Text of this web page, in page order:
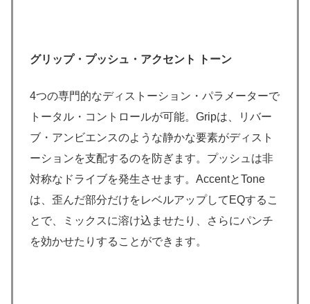
グリップ・プッシュ・アクセント トーン
4つの専門的なディストーション・パラメーターで
トータル・コントロールが可能。Gripは、リバー
ブ・アンビエンスのような静かな要素がディスト
ーションを支配するのを防ぎます。プッシュは非
対称なドライブを発生させます。AccentとTone
は、歪んだ部分だけをレベルアップしてEQするこ
とで、ミックスに溶け込ませたり、さらにパンチ
を効かせたりすることができます。